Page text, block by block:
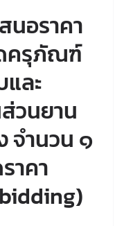
นอราคา
ครุภัณฑ์
ละ
วนยาน
จำนวน ๑
าคา